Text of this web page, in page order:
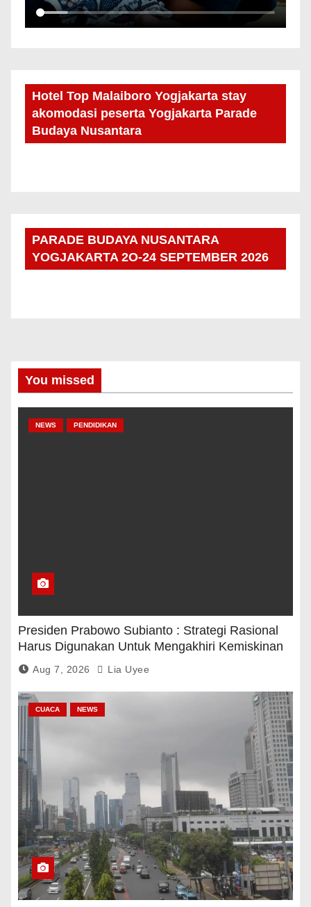
Hotel Top Malaiboro Yogjakarta stay
akomodasi peserta Yogjakarta Parade
Budaya Nusantara
PARADE BUDAYA NUSANTARA
YOGJAKARTA 2O-24 SEPTEMBER 2026
You missed
NEWS PENDIDIKAN
Presiden Prabowo Subianto : Strategi Rasional
Harus Digunakan Untuk Mengakhiri Kemiskinan
Aug 7, 2026 Lia Uyee
CUACA NEWS